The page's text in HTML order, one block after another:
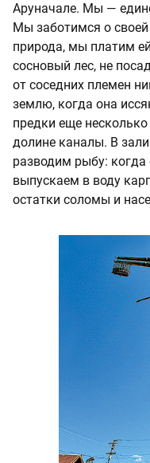
Аруначале. Мы —
Мы заботимся о
природа, мы платим
сосновый лес, не
от соседних племен
землю, когда она
предки еще
долине каналы. В
разводим рыбу:
выпускаем в воду
остатки соломы и